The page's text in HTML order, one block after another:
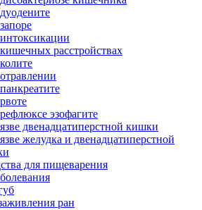
расстройствах
эзофагите
двенадцатиперстной кишки
желудка и двенадцатиперстной
для пищеварения
ран